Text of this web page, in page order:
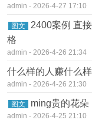
admin - 2026-4-27 17:10
图文
2400案例 直
格
admin - 2026-4-26 21:34
什么样的人赚什么
admin - 2026-4-26 21:30
图文 ming贵的花
admin - 2026-4-25 21:10